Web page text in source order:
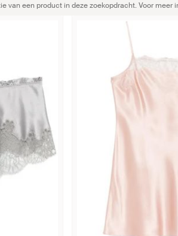
van een product in deze zoekopdracht. Voor